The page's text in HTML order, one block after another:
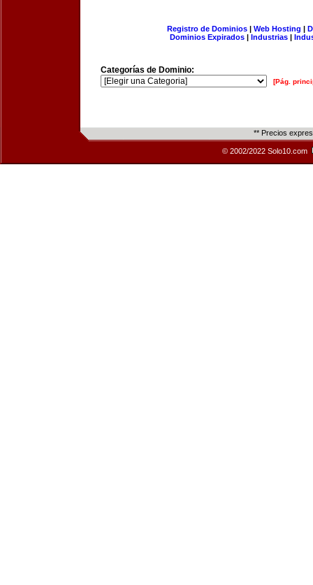
Registro de Dominios| Web Hosting |
Dominios Expirados | Industrias |
Categorías de Dominio:
[Pág.
** Precios
© 2002/2022 Solo10.com